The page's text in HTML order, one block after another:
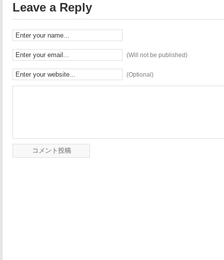
Leave a Reply
(Will not be published)
(Optional)